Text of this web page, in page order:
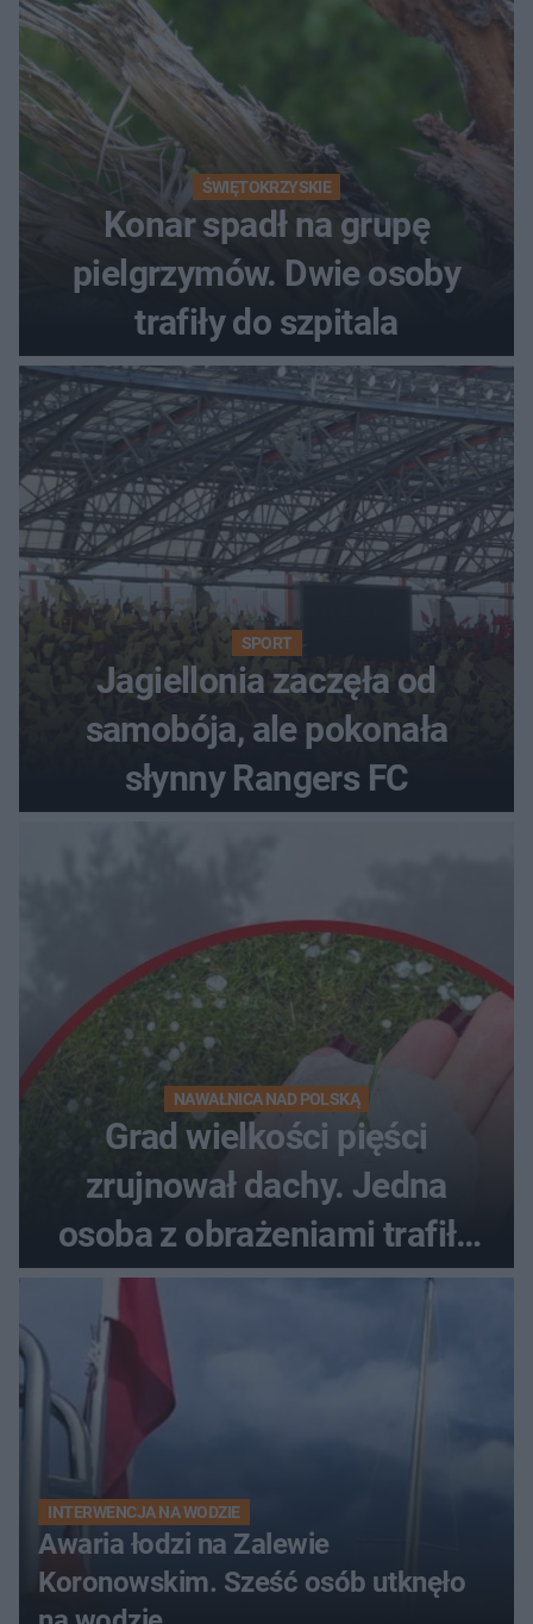
ŚWIĘTOKRZYSKIE
Konar spadł na grupę
pielgrzymów. Dwie osoby
trafiły do szpitala
SPORT
Jagiellonia zaczęła od
samobója, ale pokonała
słynny Rangers FC
NAWAŁNICA NAD POLSKĄ
Grad wielkości pięści
zrujnował dachy. Jedna
osoba z obrażeniami trafiła
do szpitala
INTERWENCJA NA WODZIE
Awaria łodzi na Zalewie
Koronowskim. Sześć osób utknęło